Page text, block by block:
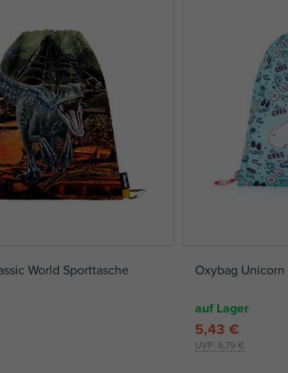
World Sporttasche Oxybag
auf Lager
UVP: 6,79 €
5,43 €